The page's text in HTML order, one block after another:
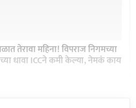
तेरावा महिना! विपराज निगमच्या
धावा ICCने कमी केल्या, नेमकं काय